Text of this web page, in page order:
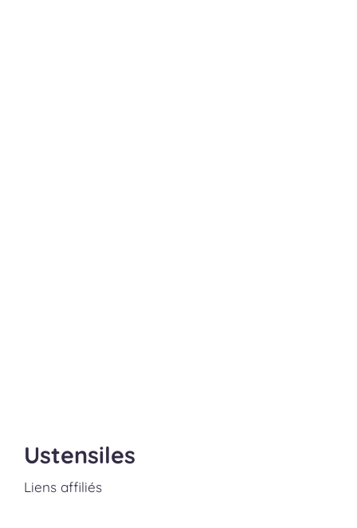
Ustensiles
Liens affiliés